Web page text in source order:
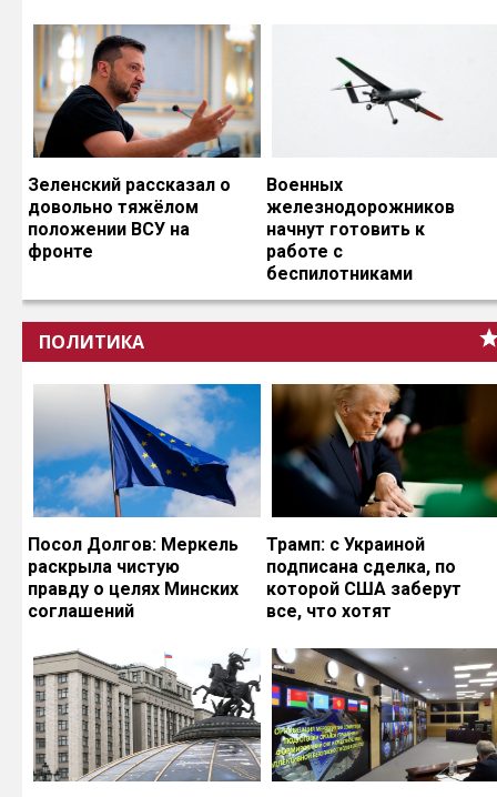
Зеленский рассказал о
довольно тяжёлом
положении ВСУ на
фронте
Военных
железнодорожников
начнут готовить к
работе с
беспилотниками
ПОЛИТИКА
Посол Долгов: Меркель
раскрыла чистую
правду о целях Минских
соглашений
Трамп: с Украиной
подписана сделка, по
которой США заберут
все, что хотят